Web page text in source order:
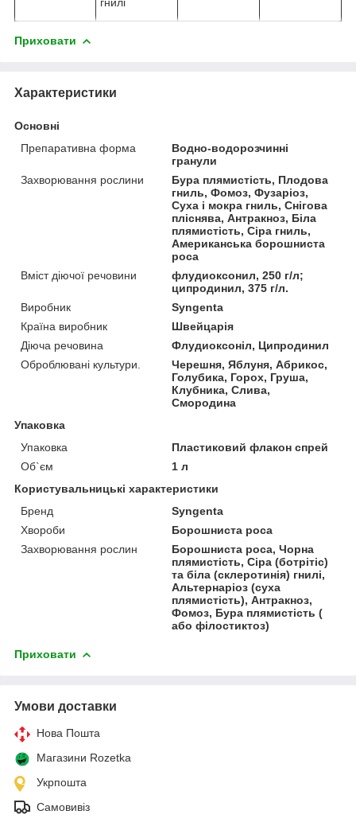
Приховати
Характеристики
Основні
Препаративна форма
Водно-водорозчинні
гранули
Захворювання рослини
Бура плямистість, Плодова
гниль, Фомоз, Фузаріоз,
Суха і мокра гниль, Снігова
пліснява, Антракноз, Біла
плямистість, Сіра гниль,
Американська борошниста
роса
Вміст діючої речовини
флудиоксонил, 250 г/л;
ципродинил, 375 г/л.
Виробник
Syngenta
Країна виробник
Швейцарія
Діюча речовина
Флудиоксоніл, Ципродинил
Оброблювані культури.
Черешня, Яблуня, Абрикос,
Голубика, Горох, Груша,
Клубника, Слива,
Смородина
Упаковка
Упаковка
Пластиковий флакон спрей
Об`єм
1 л
Користувальницькі характеристики
Бренд
Syngenta
Хвороби
Борошниста роса
Захворювання рослин
Борошниста роса, Чорна
плямистість, Сіра (ботрітіс)
та біла (склеротинія) гнилі,
Альтернаріоз (суха
плямистість), Антракноз,
Фомоз, Бура плямистість (
або філостиктоз)
Приховати
Умови доставки
Нова Пошта
Магазини Rozetka
Укрпошта
Самовивіз